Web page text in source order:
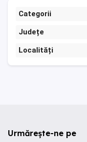
Categorii
Județe
Localități
Urmărește-ne pe